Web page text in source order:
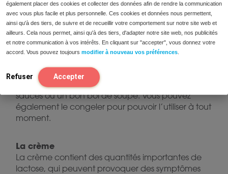
également placer des cookies et collecter des données afin de rendre la communication
avec vous plus facile et plus personnelle. Ces cookies et données nous permettent,
ainsi qu'à des tiers, de suivre et de recueillir votre comportement sur notre site web et
ailleurs. Cela nous permet, ainsi qu'à des tiers, d'adapter notre site web, nos publicités
et notre communication à vos intérêts. En cliquant sur "accepter", vous donnez votre
accord. Vous pouvez toujours modifier à nouveau vos préférences
Refuser Accepter
Bouillon de poulet
Le bouillon de poulet peut facilement être préparé
soi-même et est donc pauvre en FODMAP. Les
FODMAP sont ajoutés au bouillon. Le bouillon de
poulet fait maison est pratique pour préparer des
sauces ou un bon bol de soupe. Vous pouvez
également le congeler pour pouvoir l’utiliser à tout
moment.
La crème
La crème contient des quantités importantes de
lactose, qui peuvent provoquer des symptômes